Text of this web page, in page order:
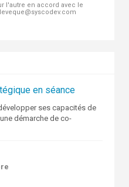
l'autre en accord avec le
en séance
ses capacités de
démarche de co-